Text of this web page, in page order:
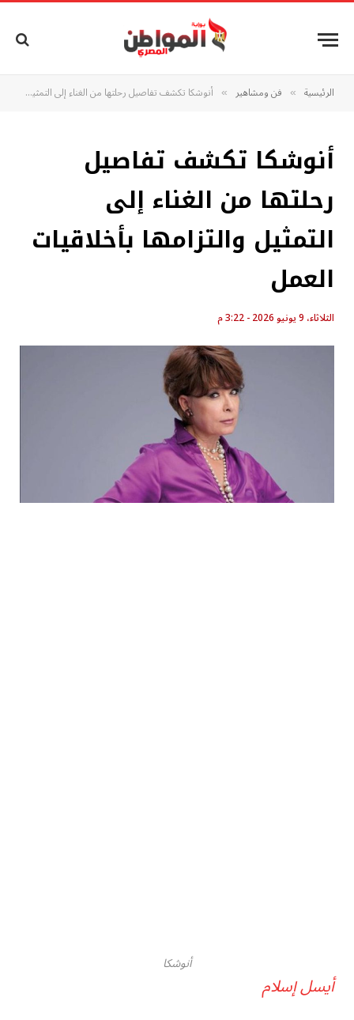
الرئيسية » فن ومشاهير » أنوشكا تكشف تفاصيل رحلتها من الغناء إلى التمثيل والتزامها بأخلاقيات العمل
أنوشكا تكشف تفاصيل
رحلتها من الغناء إلى
التمثيل والتزامها بأخلاقيات
العمل
الثلاثاء، 9 يونيو 2026 - 3:22 م
أنوشكا
أيسل إسلام